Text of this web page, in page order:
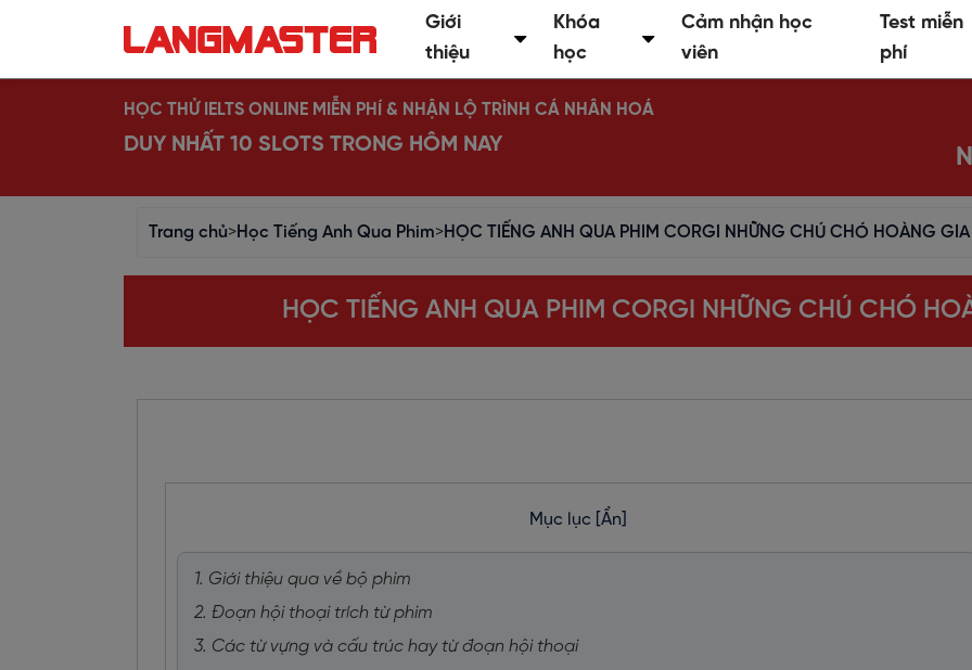
Giới
thiệu
Khóa
học
Cảm nhận học
viên
Test miễn
phí
HỌC THỬ IELTS ONLINE MIỄN PHÍ & NHẬN LỘ TRÌNH CÁ NHÂN HOÁ
DUY NHẤT 10 SLOTS TRONG HÔM NAY
Trang chủ>Học Tiếng Anh Qua Phim>HỌC TIẾNG ANH QUA PHIM CORGI NHỮNG CHÚ CHÓ HOÀNG
HỌC TIẾNG ANH QUA PHIM CORGI NHỮNG CHÚ CHÓ
Mục lục [Ẩn]
1. Giới thiệu qua về bộ phim
2. Đoạn hội thoại trích từ phim
3. Các từ vựng và cấu trúc hay từ đoạn hội thoại